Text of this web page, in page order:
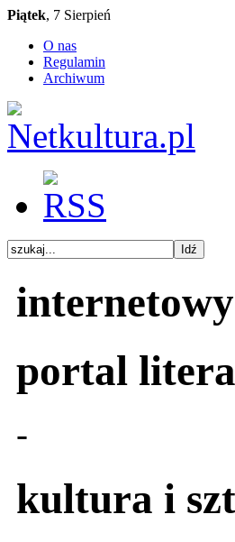
Piątek, 7 Sierpień
O nas
Regulamin
Archiwum
portal
-
kultura i